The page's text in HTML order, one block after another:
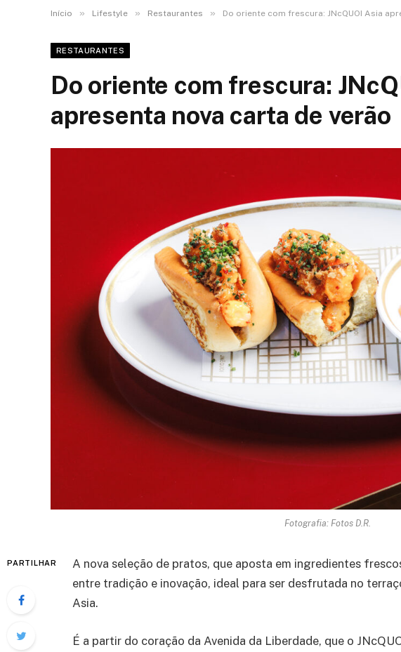
Início » Lifestyle » Restaurantes » Do oriente com frescura: JNcQUOI Asia
RESTAURANTES
Do oriente com frescura:
apresenta nova carta de verão
Fotografia: Fotos D.R.
PARTILHAR
A nova seleção de pratos, que aposta em ingredientes
entre tradição e inovação, ideal para ser desfrutada no
Asia.
É a partir do coração da Avenida da Liberdade, que o